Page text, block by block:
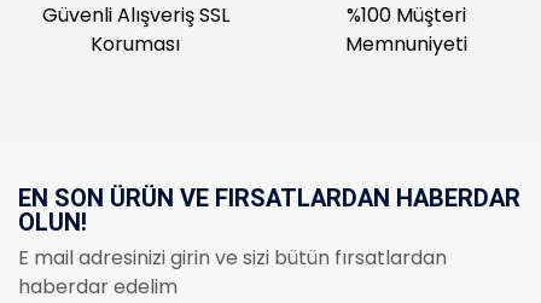
Güvenli Alışveriş SSL
Koruması
%100 Müşteri
Memnuniyeti
EN SON ÜRÜN VE FIRSATLARDAN HABERDAR
OLUN!
E mail adresinizi girin ve sizi bütün fırsatlardan
haberdar edelim